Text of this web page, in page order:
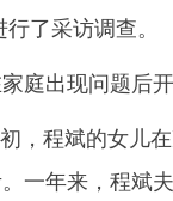
了采访调查。
出现问题后开
程斌的女儿在
一年来，程斌